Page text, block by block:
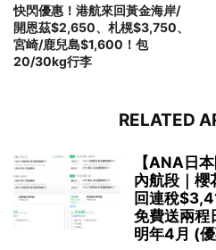
快閃優惠！港航來回黃金海岸/
開恩茲$2,650、札榥$3,750、
宮崎/鹿兒島$1,600！包
20/30kg行李
RELATED
【ANA日
內航段｜櫻
回連稅
免費送兩程
明年4月 (